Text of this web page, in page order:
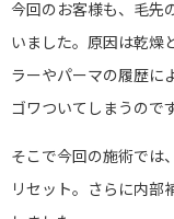
今回のお客様も、毛先
いました。原因は乾燥
ラーやパーマの履歴に
ゴワついてしまうのです
そこで今回の施術では
リセット。さらに内部